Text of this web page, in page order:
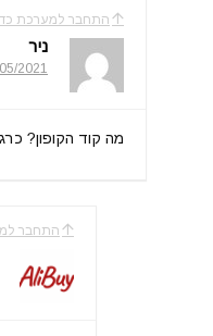
התחבר למערכת
ניר
at 10:30
מה קוד הקופון? כרגע אני על
התחבר